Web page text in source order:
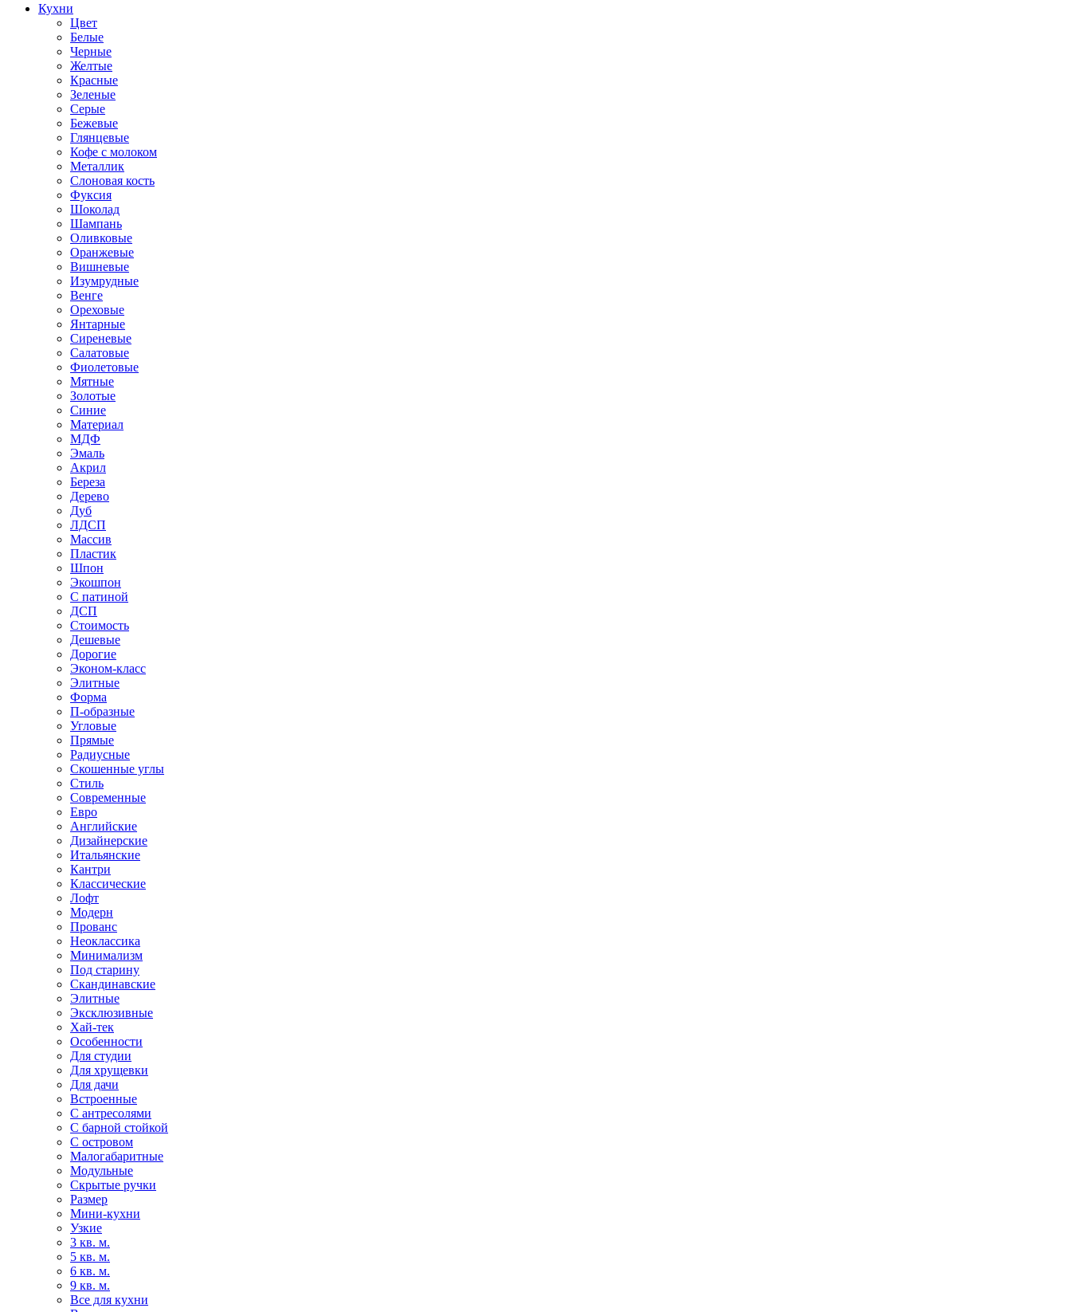
Кухни
Цвет
Белые
Черные
Желтые
Красные
Зеленые
Серые
Бежевые
Глянцевые
Кофе с молоком
Металлик
Слоновая кость
Фуксия
Шоколад
Шампань
Оливковые
Оранжевые
Вишневые
Изумрудные
Венге
Ореховые
Янтарные
Сиреневые
Салатовые
Фиолетовые
Мятные
Золотые
Синие
Материал
МДФ
Эмаль
Акрил
Береза
Дерево
Дуб
ЛДСП
Массив
Пластик
Шпон
Экошпон
С патиной
ДСП
Стоимость
Дешевые
Дорогие
Эконом-класс
Элитные
Форма
П-образные
Угловые
Прямые
Радиусные
Скошенные углы
Стиль
Современные
Евро
Английские
Дизайнерские
Итальянские
Кантри
Классические
Лофт
Модерн
Прованс
Неоклассика
Минимализм
Под старину
Скандинавские
Элитные
Эксклюзивные
Хай-тек
Особенности
Для студии
Для хрущевки
Для дачи
Встроенные
С антресолями
С барной стойкой
С островом
Малогабаритные
Модульные
Скрытые ручки
Размер
Мини-кухни
Узкие
3 кв. м.
5 кв. м.
6 кв. м.
9 кв. м.
Все для кухни